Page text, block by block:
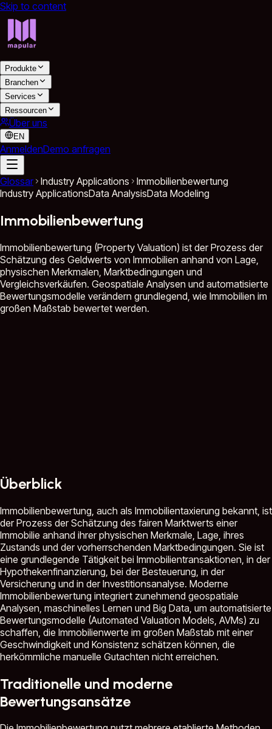
Skip to content
Produkte
Branchen
Services
Ressourcen
Über uns
EN
AnmeldenDemo anfragen
Glossar Industry Applications
Immobilienbewertung
Industry ApplicationsData AnalysisData Modeling
Immobilienbewertung
Immobilienbewertung (Property Valuation) ist der Prozess der
Schätzung des Geldwerts von Immobilien anhand von Lage,
physischen Merkmalen, Marktbedingungen und
Vergleichsverkäufen. Geospatiale Analysen und automatisierte
Bewertungsmodelle verändern grundlegend, wie Immobilien im
großen Maßstab bewertet werden.
Überblick
Immobilienbewertung, auch als Immobilientaxierung bekannt, ist
der Prozess der Schätzung des fairen Marktwerts einer
Immobilie anhand ihrer physischen Merkmale, Lage, ihres
Zustands und der vorherrschenden Marktbedingungen. Sie ist
eine grundlegende Tätigkeit bei Immobilientransaktionen, in der
Hypothekenfinanzierung, bei der Besteuerung, in der
Versicherung und in der Investitionsanalyse. Moderne
Immobilienbewertung integriert zunehmend geospatiale
Analysen, maschinelles Lernen und Big Data, um automatisierte
Bewertungsmodelle (Automated Valuation Models, AVMs) zu
schaffen, die Immobilienwerte im großen Maßstab mit einer
Geschwindigkeit und Konsistenz schätzen können, die
herkömmliche manuelle Gutachten nicht erreichen.
Traditionelle und moderne
Bewertungsansätze